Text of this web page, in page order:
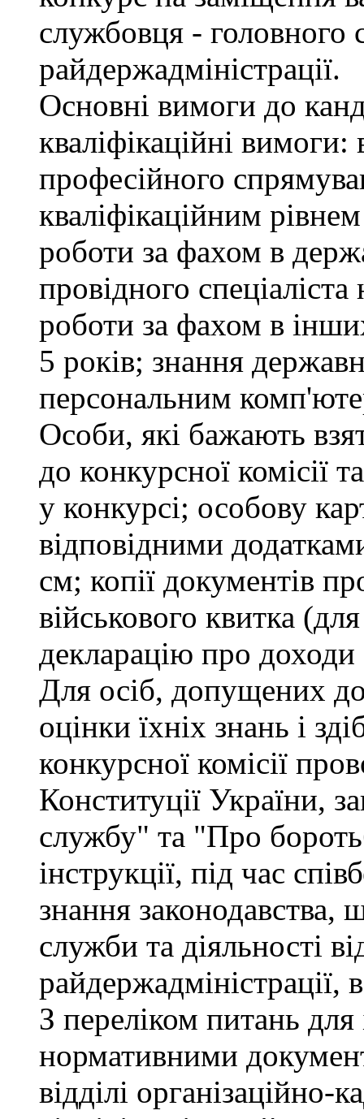
службовця - головного
райдержадміністрації.
Основні вимоги до
кваліфікаційні
професійного
кваліфікаційним
роботи за фахом в
провідного
роботи за фахом в
5 років; знання
персональним
Особи, які бажають
до конкурсної комісії
у конкурсі; особову
відповідними
см; копії документів
військового квитка
декларацію про доходи
Для осіб, допущених
оцінки їхніх знань і
конкурсної комісії
Конституції України,
службу" та "Про
інструкції, під час
знання законодавства,
служби та діяльності
райдержадміністрації,
З переліком питань
нормативними
відділі організаційно-